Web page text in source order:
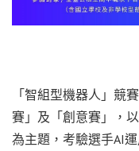
「智組型機器人」競
賽」及「創意賽」，
為主題，考驗選手AI